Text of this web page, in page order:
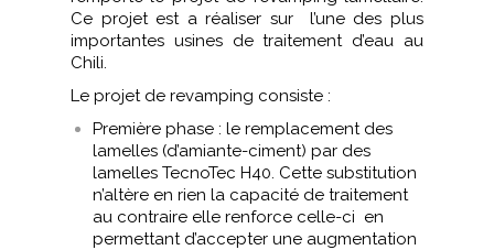
Ce projet est a réaliser sur l’une des plus
importantes usines de traitement d’eau au
Chili.
Le projet de revamping consiste :
Première phase : le remplacement des
lamelles (d’amiante-ciment) par des
lamelles TecnoTec H40. Cette substitution
n’altère en rien la capacité de traitement
au contraire elle renforce celle-ci en
permettant d’accepter une augmentation